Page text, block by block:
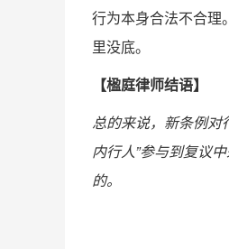
行为本身合法不合理
里没底。
【楹庭律师结语】
总的来说，新条例对
内行人”参与到复议
的。